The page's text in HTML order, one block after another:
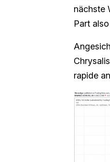
nächste
Part
rapide